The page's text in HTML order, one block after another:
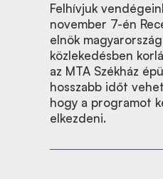
Felhívjuk
november 7-én
elnök
közlekedésben
az MTA Székház
hosszabb időt
hogy a programot
elkezdeni.